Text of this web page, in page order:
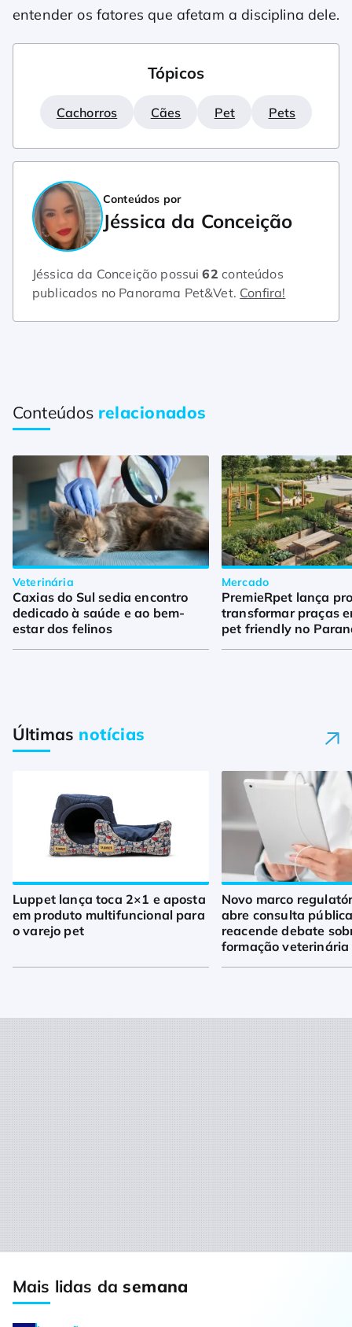
entender os fatores que afetam a disciplina dele.
Tópicos
Cachorros Cães Pet Pets
Conteúdos por
Jéssica da Conceição
Jéssica da Conceição possui62 conteúdos
publicados no Panorama Pet&Vet. Confira!
Conteúdos relacionados
Veterinária
Caxias do Sul sedia encontro
dedicado à saúde e ao bem-
estar dos felinos
Mercado
PremieRpet lança
transformar praças
pet friendly no
Últimas notícias
Luppet lança toca 2×1 e aposta
em produto multifuncional para
o varejo pet
Novo marco
abre consulta
reacende debate
formação veterinária
Mais lidas dasemana